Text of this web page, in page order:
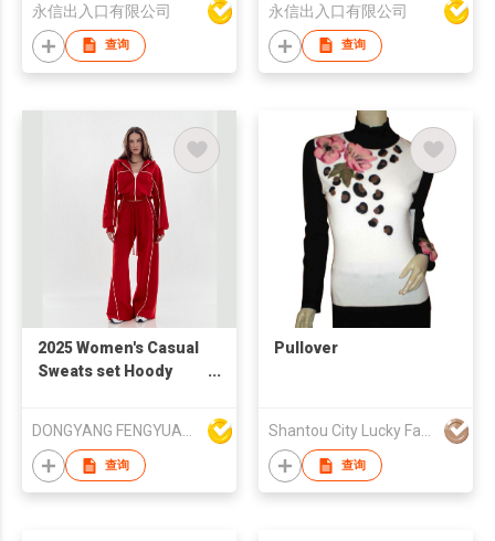
永信出入口有限公司
查询
永信出入口有限公司
查询
2025 Women's Casual
Sweats set Hoody
查询
Pullover
查询